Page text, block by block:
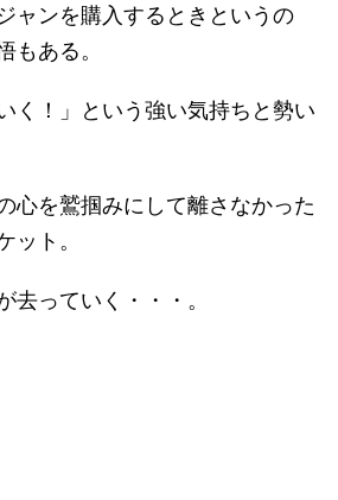
ャンを購入するときというの
もある。
く！」という強い気持ちと勢い
心を鷲掴みにして離さなかった
ット。
去っていく・・・。